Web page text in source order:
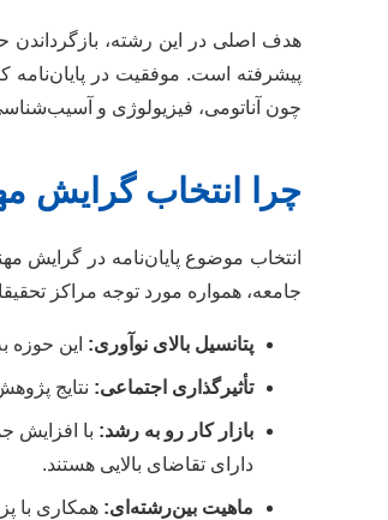
هدف اصلی در این رشته، بازگرداندن
پیشرفته است. موفقیت در پایان‌نامه
چون آناتومی، فیزیولوژی و
چرا انتخاب گرایش
انتخاب موضوع پایان‌نامه در گرایش
جامعه، همواره مورد توجه مراکز
پتانسیل بالای نوآوری: این حوزه
تأثیرگذاری اجتماعی: نتایج
بازار کار رو به رشد: با افزایش
دارای تقاضای بالایی هستند.
ماهیت بین‌رشته‌ای: همکاری با